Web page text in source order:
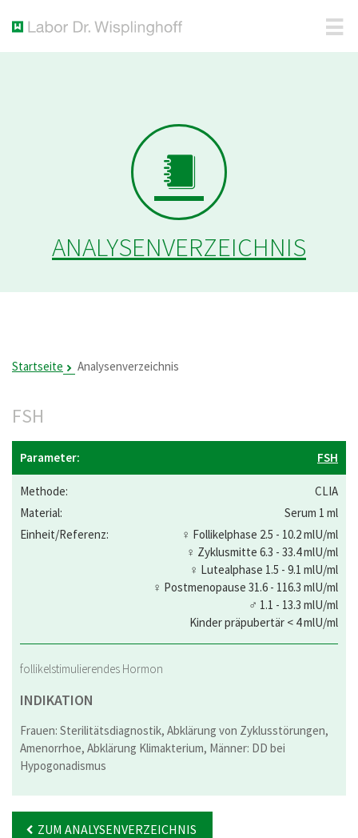
ANALYSENVERZEICHNIS
Startseite Analysenverzeichnis
FSH
FSH
CLIA
Serum 1 ml
♀ Follikelphase 2.5 - 10.2 mlU/ml
♀ Zyklusmitte 6.3 - 33.4 mlU/ml
♀ Lutealphase 1.5 - 9.1 mlU/ml
♀ Postmenopause 31.6 - 116.3 mlU/ml
♂ 1.1 - 13.3 mlU/ml
Kinder präpubertär < 4 mlU/ml
follikelstimulierendes Hormon
INDIKATION
Frauen: Sterilitätsdiagnostik, Abklärung von Zyklusstörungen,
Amenorrhoe, Abklärung Klimakterium, Männer: DD bei
Hypogonadismus
ZUM ANALYSENVERZEICHNIS